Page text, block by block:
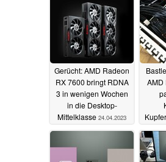
27.04.2023
Gerücht: AMD Radeon
RX 7600 bringt RDNA
3 in wenigen Wochen
in die Desktop-
Mittelklasse 24.04.2023
AMD